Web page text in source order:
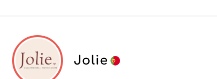
Jolie